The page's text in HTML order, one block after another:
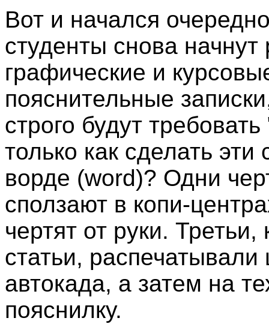
Вот и начался
студенты снова
графические и
пояснительные
строго будут
только как сделать
ворде (word)? Одни
сползают в копи-
чертят от руки.
статьи,
автокада, а затем на
пояснилку.